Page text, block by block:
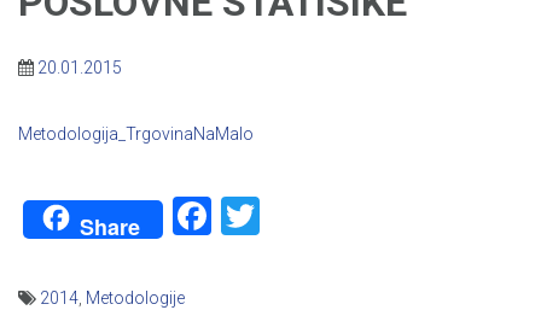
20.01.2015
Metodologija_TrgovinaNaMalo
Share Facebook
2014 Metodologije